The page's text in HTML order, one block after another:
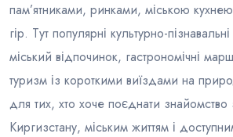
пам’ятниками, ринками, міською
гір. Тут популярні культурно-
міський відпочинок, гастрономічні
туризм із короткими виїздами на
для тих, хто хоче поєднати знайомство
Киргизстану, міським життям і